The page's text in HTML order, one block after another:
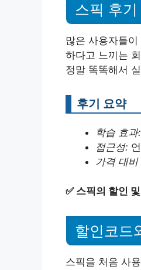
스픽 후기
많은 사용자들
하다고 느끼는
정말 똑똑해서
후기 요약
학습 효과:
접근성:
가격 대비
✅ 스픽의 할인
할인코드
스픽을 처음 사